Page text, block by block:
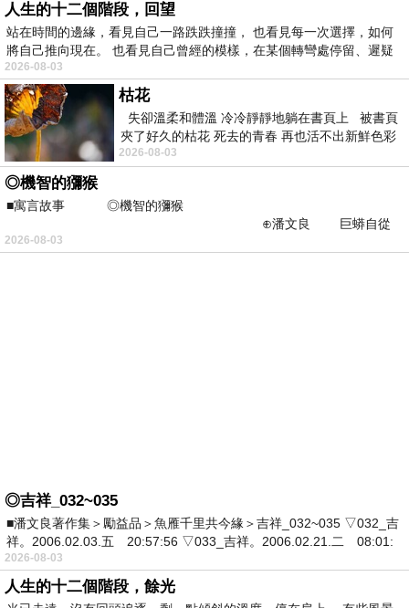
人生的十二個階段，回望
站在時間的邊緣，看見自己一路跌跌撞撞， 也看見每一次選擇，如何
將自己推向現在。 也看見自己曾經的模樣，在某個轉彎處停留、遲疑
2026-08-03
枯花
失卻溫柔和體溫 冷冷靜靜地躺在書頁上 被書頁
夾了好久的枯花 死去的青春 再也活不出新鮮色彩
2026-08-03
◎機智的獼猴
■寓言故事 ◎機智的獼猴
⊕潘文良 巨蟒自從
恩將仇報，吞了猩猩之後，
2026-08-03
◎吉祥_032~035
■潘文良著作集＞勵益品＞魚雁千里共今緣＞吉祥_032~035 ▽032_吉
祥。2006.02.03.五 20:57:56 ▽033_吉祥。2006.02.21.二 08:01:
2026-08-03
人生的十二個階段，餘光